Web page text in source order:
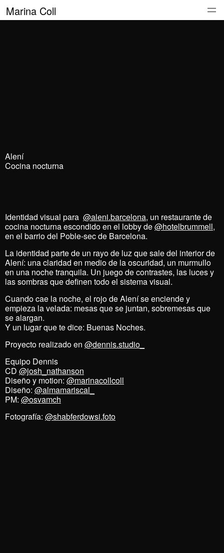
Marina Coll
Alení
Cocina nocturna
Identidad visual para @aleni.barcelona, un restaurante de
cocina nocturna escondido en el lobby de@hotelbrummell,
en el barrio del Poble-sec de Barcelona.
La identidad parte de un rayo de luz que sale del interior de
Alení: una claridad en medio de la oscuridad, un murmullo
en una noche tranquila. Un juego de contrastes, las luces y
las sombras que definen todo el sistema visual.
Cuando cae la noche, el rojo de Alení se enciende y
empieza la velada: mesas que se juntan, sobremesas que
se alargan.
Y un lugar que te dice: Buenas Noches.
Proyecto realizado en @dennis.studio_
Equipo Dennis
CD @josh_nathanson
Diseño y motion: @marinacollcoll
Diseño: @almamariscal_
PM: @osvamch
Fotografía: @shabferdowsi.foto